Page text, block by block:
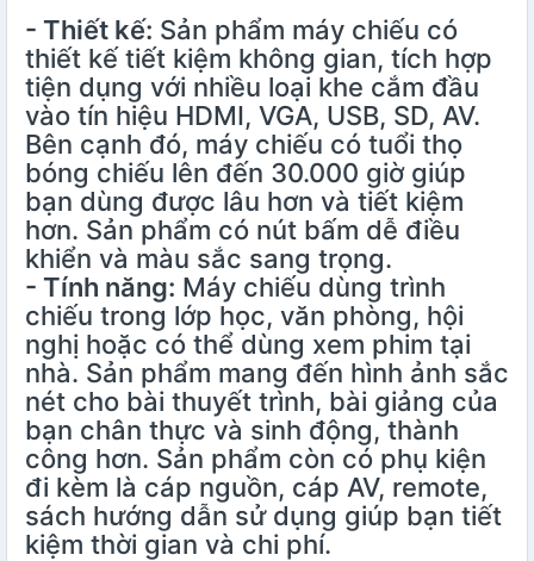
- Thiết kế: Sản phẩm máy chiếu có
thiết kế tiết kiệm không gian, tích hợp
tiện dụng với nhiều loại khe cắm đầu
vào tín hiệu HDMI, VGA, USB, SD, AV.
Bên cạnh đó, máy chiếu có tuổi thọ
bóng chiếu lên đến 30.000 giờ giúp
bạn dùng được lâu hơn và tiết kiệm
hơn. Sản phẩm có nút bấm dễ điều
khiển và màu sắc sang trọng.
- Tính năng: Máy chiếu dùng trình
chiếu trong lớp học, văn phòng, hội
nghị hoặc có thể dùng xem phim tại
nhà. Sản phẩm mang đến hình ảnh sắc
nét cho bài thuyết trình, bài giảng của
bạn chân thực và sinh động, thành
công hơn. Sản phẩm còn có phụ kiện
đi kèm là cáp nguồn, cáp AV, remote,
sách hướng dẫn sử dụng giúp bạn tiết
kiệm thời gian và chi phí.